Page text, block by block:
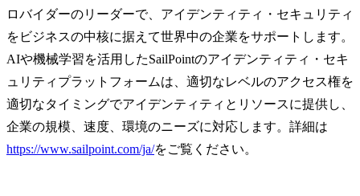
ロバイダーのリーダーで、アイデンティティ・セキュリティ
をビジネスの中核に据えて世界中の企業をサポートします。
AIや機械学習を活用したSailPointのアイデンティティ・セキ
ュリティプラットフォームは、適切なレベルのアクセス権を
適切なタイミングでアイデンティティとリソースに提供し、
企業の規模、速度、環境のニーズに対応します。詳細は
https://www.sailpoint.com/ja/をご覧ください。